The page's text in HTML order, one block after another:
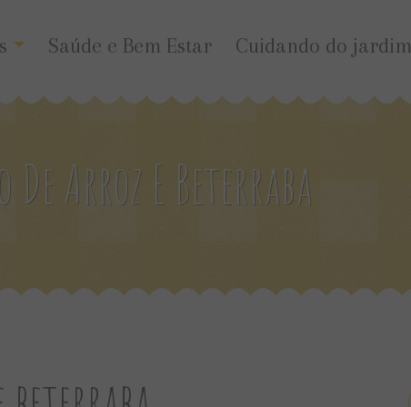
Saúde e Bem Estar Cuidando do jardim
Arroz E Beterraba